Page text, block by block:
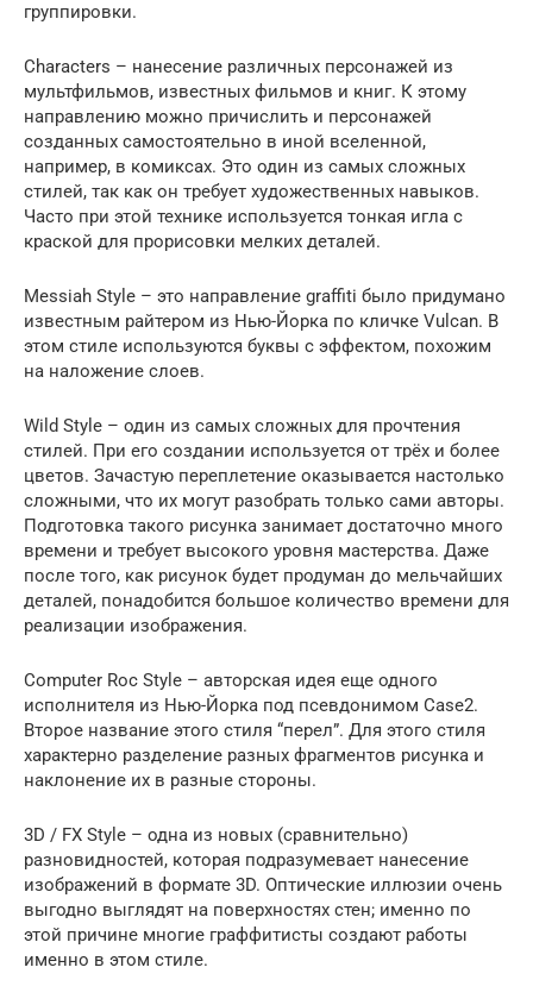
группировки.
Characters – нанесение различных персонажей из
мультфильмов, известных фильмов и книг. К этому
направлению можно причислить и персонажей
созданных самостоятельно в иной вселенной,
например, в комиксах. Это один из самых сложных
стилей, так как он требует художественных навыков.
Часто при этой технике используется тонкая игла с
краской для прорисовки мелких деталей.
Messiah Style – это направление graffiti было придумано
известным райтером из Нью-Йорка по кличке Vulcan. В
этом стиле используются буквы с эффектом, похожим
на наложение слоев.
Wild Style – один из самых сложных для прочтения
стилей. При его создании используется от трёх и более
цветов. Зачастую переплетение оказывается настолько
сложными, что их могут разобрать только сами авторы.
Подготовка такого рисунка занимает достаточно много
времени и требует высокого уровня мастерства. Даже
после того, как рисунок будет продуман до мельчайших
деталей, понадобится большое количество времени для
реализации изображения.
Computer Roc Style – авторская идея еще одного
исполнителя из Нью-Йорка под псевдонимом Case2.
Второе название этого стиля “перел”. Для этого стиля
характерно разделение разных фрагментов рисунка и
наклонение их в разные стороны.
3D / FX Style – одна из новых (сравнительно)
разновидностей, которая подразумевает нанесение
изображений в формате 3D. Оптические иллюзии очень
выгодно выглядят на поверхностях стен; именно по
этой причине многие граффитисты создают работы
именно в этом стиле.